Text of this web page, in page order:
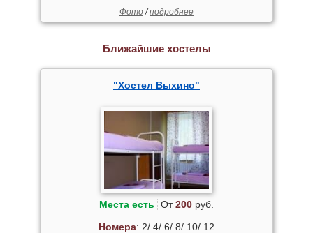
Фото/подробнее
Ближайшие хостелы
"Хостел Выхино"
Места есть От200руб.
Номера: 2/ 4/ 6/ 8/ 10/ 12